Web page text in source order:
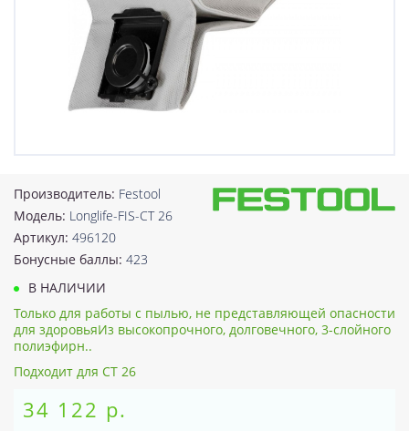
Производитель: Festool
Модель: Longlife-FIS-CT 26
Артикул: 496120
Бонусные баллы: 423
В НАЛИЧИИ
Только для работы с пылью, не представляющей опасности
для здоровьяИз высокопрочного, долговечного, 3-слойного
полиэфирн..
Подходит для CT 26
34 122 р.